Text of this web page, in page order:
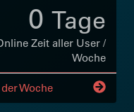
0 Tage
Zeit aller User /
Woche
Woche